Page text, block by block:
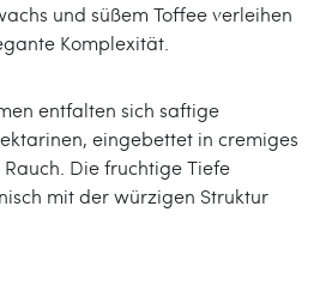
und süßem Toffee verleihen
Komplexität.
entfalten sich saftige
eingebettet in cremiges
Die fruchtige Tiefe
mit der würzigen Struktur